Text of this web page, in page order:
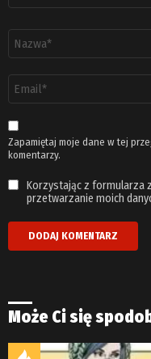
email
*
Zapamiętaj moje dane w tej
komentarzy.
Korzystając z formularza
przetwarzanie moich
Może Ci się